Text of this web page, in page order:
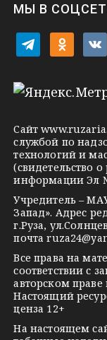
k
i
МЫ В
e
l
r
a
m
d
o
l
a
s
s
n
i
k
i
v
k
n
a
k
t
e
Сайт
службой по
технологий и
(свидетельство
информации Эл №
Учредитель –
Запад». Адрес
г.Руза,
почта
Все права на
соответствии с
авторском
Настоящий
ценза 12+
На настоящем